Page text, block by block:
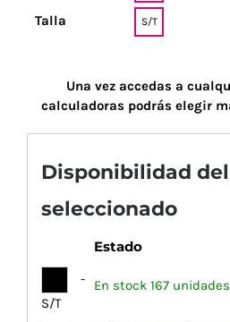
Talla S/T
Una vez accedas a
calculadoras podrás elegir
Disponibilidad
seleccionado
Estado
-
S/T
En stock 167